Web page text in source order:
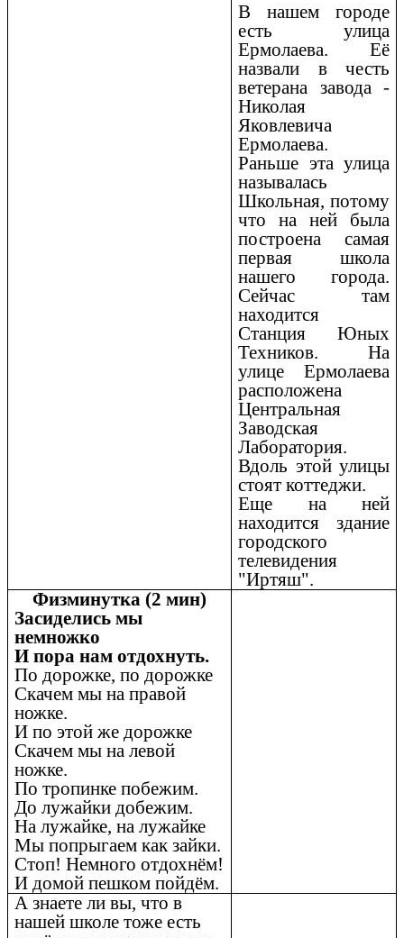
В нашем городе
есть улица
Ермолаева. Её
назвали в честь
ветерана завода -
Николая
Яковлевича
Ермолаева.
Раньше эта улица
называлась
Школьная, потому
что на ней была
построена самая
первая школа
нашего города.
Сейчас там
находится
Станция Юных
Техников. На
улице Ермолаева
расположена
Центральная
Заводская
Лаборатория.
Вдоль этой улицы
стоят коттеджи.
Еще на ней
находится здание
городского
телевидения
"Иртяш".
Физминутка (2 мин)
Засиделись мы
немножко
И пора нам отдохнуть.
По дорожке, по дорожке
Скачем мы на правой
ножке.
И по этой же дорожке
Скачем мы на левой
ножке.
По тропинке побежим.
До лужайки добежим.
На лужайке, на лужайке
Мы попрыгаем как зайки.
Стоп! Немного отдохнём!
И домой пешком пойдём.
А знаете ли вы, что в
нашей школе тоже есть